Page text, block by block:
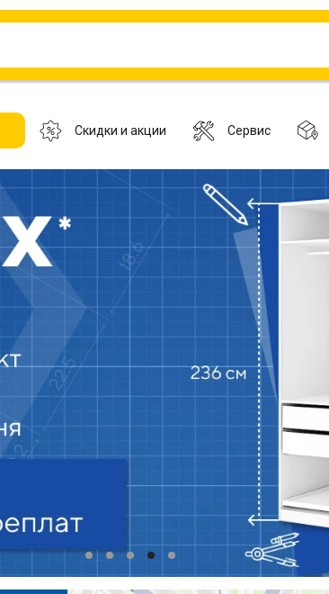
Скидки и акции Сервис